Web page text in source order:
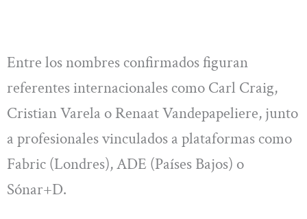
Entre los nombres confirmados figuran
referentes internacionales como Carl Craig,
Cristian Varela o Renaat Vandepapeliere, junto
a profesionales vinculados a plataformas como
Fabric (Londres), ADE (Países Bajos) o
Sónar+D.